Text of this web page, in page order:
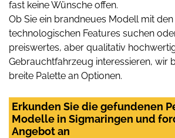
fast keine Wünsche offen.
Ob Sie ein brandneues Modell mit
technologischen Features suchen
preiswertes, aber qualitativ
Gebrauchtfahrzeug interessieren, wir
breite Palette an Optionen.
Erkunden Sie die gefundenen
Modelle in Sigmaringen und
Angebot an